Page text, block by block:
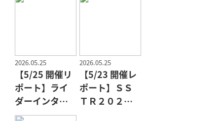
2026.05.25
【5/25 開催リ
ポート】ライ
ダーインタビ
ュー
2026.05.25
【5/23 開催レ
ポート】ＳＳ
ＴＲ２０２６